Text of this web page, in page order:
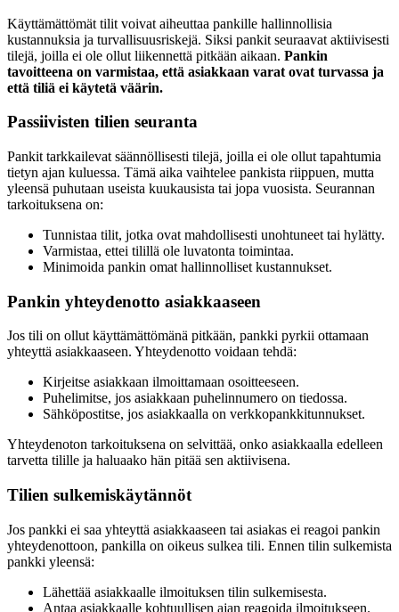
Käyttämättömät tilit voivat aiheuttaa pankille hallinnollisia
kustannuksia ja turvallisuusriskejä. Siksi pankit seuraavat aktiivisesti
tilejä, joilla ei ole ollut liikennettä pitkään aikaan. Pankin
tavoitteena on varmistaa, että asiakkaan varat ovat turvassa ja
että tiliä ei käytetä väärin.
Passiivisten tilien seuranta
Pankit tarkkailevat säännöllisesti tilejä, joilla ei ole ollut tapahtumia
tietyn ajan kuluessa. Tämä aika vaihtelee pankista riippuen, mutta
yleensä puhutaan useista kuukausista tai jopa vuosista. Seurannan
tarkoituksena on:
Tunnistaa tilit, jotka ovat mahdollisesti unohtuneet tai hylätty.
Varmistaa, ettei tilillä ole luvatonta toimintaa.
Minimoida pankin omat hallinnolliset kustannukset.
Pankin yhteydenotto asiakkaaseen
Jos tili on ollut käyttämättömänä pitkään, pankki pyrkii ottamaan
yhteyttä asiakkaaseen. Yhteydenotto voidaan tehdä:
Kirjeitse asiakkaan ilmoittamaan osoitteeseen.
Puhelimitse, jos asiakkaan puhelinnumero on tiedossa.
Sähköpostitse, jos asiakkaalla on verkkopankkitunnukset.
Yhteydenoton tarkoituksena on selvittää, onko asiakkaalla edelleen
tarvetta tilille ja haluaako hän pitää sen aktiivisena.
Tilien sulkemiskäytännöt
Jos pankki ei saa yhteyttä asiakkaaseen tai asiakas ei reagoi pankin
yhteydenottoon, pankilla on oikeus sulkea tili. Ennen tilin sulkemista
pankki yleensä:
Lähettää asiakkaalle ilmoituksen tilin sulkemisesta.
Antaa asiakkaalle kohtuullisen ajan reagoida ilmoitukseen.